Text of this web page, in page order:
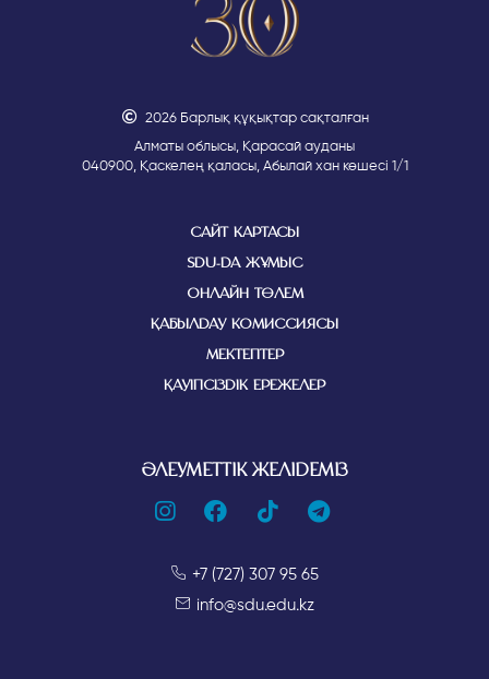
2026 Барлық құқықтар сақталған
Алматы облысы, Қарасай ауданы
040900, Қаскелең қаласы, Абылай хан көшесі 1/1
САЙТ КАРТАСЫ
SDU-ДА ЖҰМЫС
ОНЛАЙН ТӨЛЕМ
ҚАБЫЛДАУ КОМИССИЯСЫ
МЕКТЕПТЕР
ҚАУІПСІЗДІК ЕРЕЖЕЛЕР
ӘЛЕУМЕТТІК ЖЕЛІДЕМІЗ
+7 (727) 307 95 65
info@sdu.edu.kz